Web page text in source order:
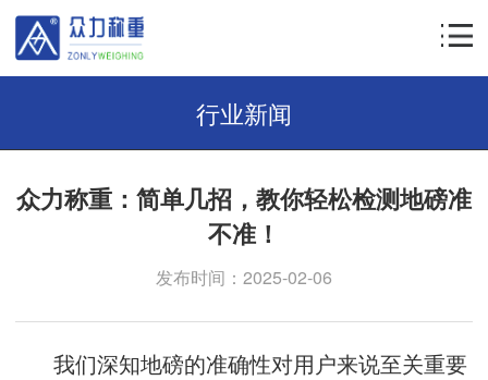
行业新闻
众力称重：简单几招，教你轻松检测地磅准
不准！
发布时间：2025-02-06
我们深知地磅的准确性对用户来说至关重要